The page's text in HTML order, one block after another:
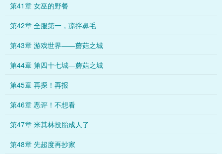
第41章 女巫的野餐
第42章 全服第一，凉拌鼻毛
第43章 游戏世界——蘑菇之城
第44章 第四十七城—蘑菇之城
第45章 再探！再报
第46章 恶评！不想看
第47章 米其林投胎成人了
第48章 先超度再抄家